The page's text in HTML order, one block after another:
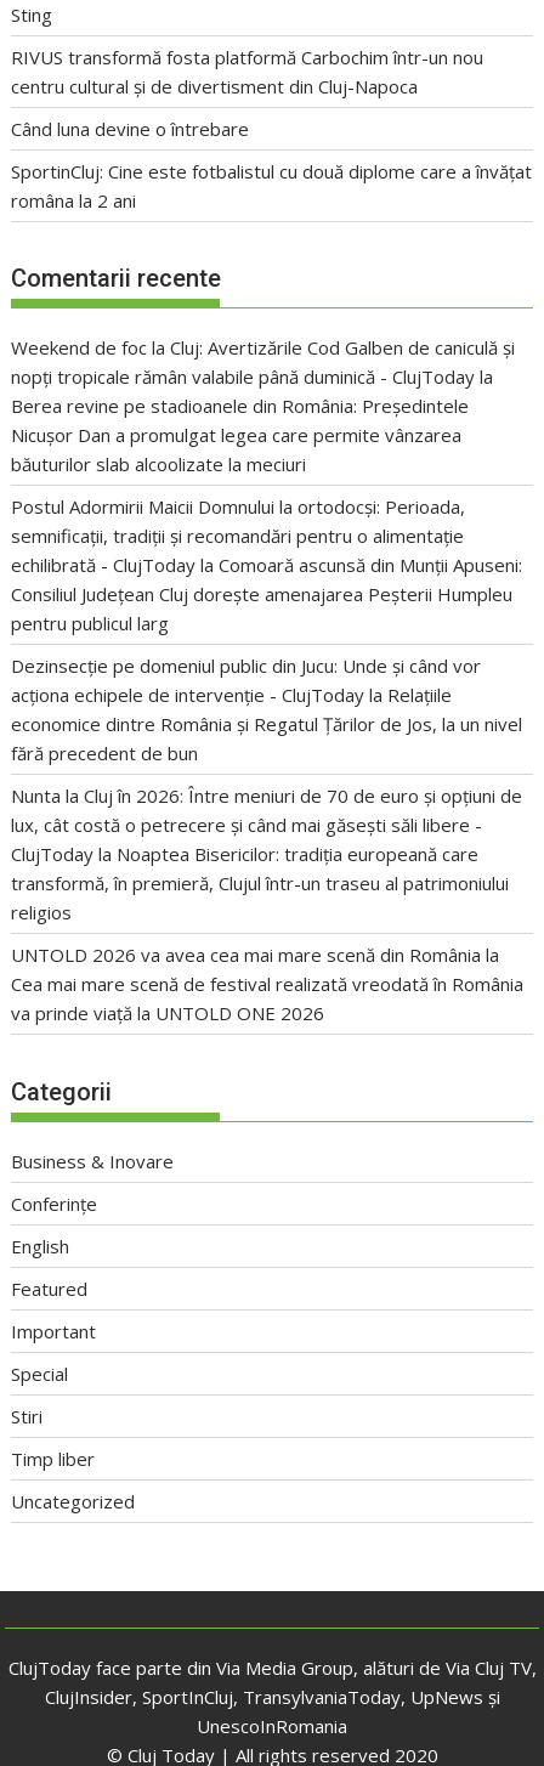
Sting
RIVUS transformă fosta platformă Carbochim într-un nou
centru cultural și de divertisment din Cluj-Napoca
Când luna devine o întrebare
SportinCluj: Cine este fotbalistul cu două diplome care a învățat
româna la 2 ani
Comentarii recente
Weekend de foc la Cluj: Avertizările Cod Galben de caniculă și
nopți tropicale rămân valabile până duminică - ClujToday la
Berea revine pe stadioanele din România: Președintele
Nicușor Dan a promulgat legea care permite vânzarea
băuturilor slab alcoolizate la meciuri
Postul Adormirii Maicii Domnului la ortodocși: Perioada,
semnificații, tradiții și recomandări pentru o alimentație
echilibrată - ClujToday laComoară ascunsă din Munții Apuseni:
Consiliul Județean Cluj dorește amenajarea Peșterii Humpleu
pentru publicul larg
Dezinsecție pe domeniul public din Jucu: Unde și când vor
acționa echipele de intervenție - ClujToday la Relațiile
economice dintre România și Regatul Țărilor de Jos, la un nivel
fără precedent de bun
Nunta la Cluj în 2026: Între meniuri de 70 de euro și opțiuni de
lux, cât costă o petrecere și când mai găsești săli libere -
ClujToday la Noaptea Bisericilor: tradiția europeană care
transformă, în premieră, Clujul într-un traseu al patrimoniului
religios
UNTOLD 2026 va avea cea mai mare scenă din România la
Cea mai mare scenă de festival realizată vreodată în România
va prinde viață la UNTOLD ONE 2026
Categorii
Business & Inovare
Conferințe
English
Featured
Important
Special
Stiri
Timp liber
Uncategorized
ClujToday face parte din Via Media Group, alături de Via Cluj TV,
ClujInsider, SportInCluj, TransylvaniaToday, UpNews și
UnescoInRomania
© Cluj Today | All rights reserved 2020